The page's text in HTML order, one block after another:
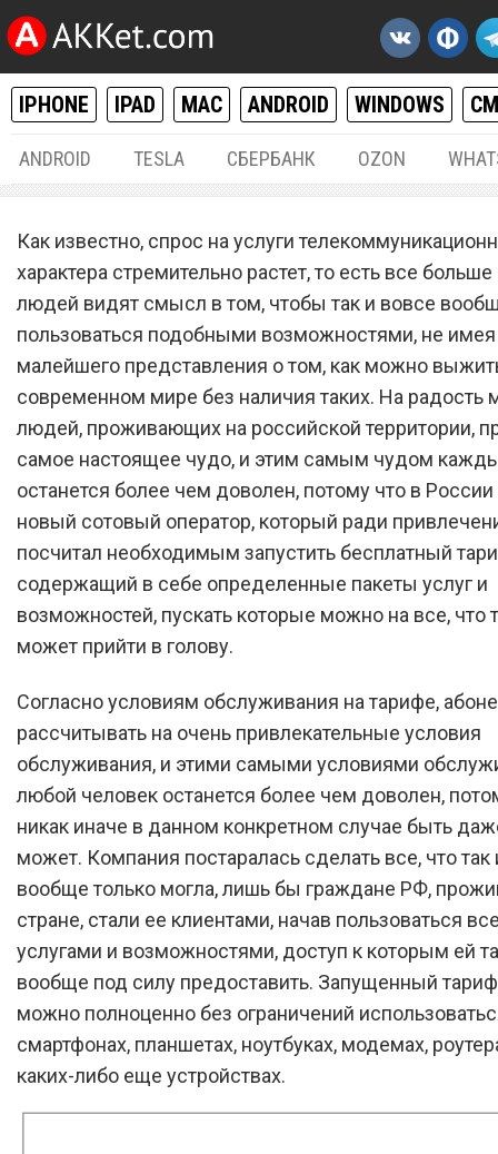
IPHONE IPAD MAC ANDROID WINDOWS
ANDROID TESLA СБЕРБАНК OZON
Новый оператор связи
бесплатный тариф с
связью и мобильным
интернетом
Как известно, спрос на услуги
характера стремительно растет, то есть все
людей видят смысл в том, чтобы так и вовсе
пользоваться подобными возможностями, не
малейшего представления о том, как можно
современном мире без наличия таких. На радость
людей, проживающих на российской территории,
самое настоящее чудо, и этим самым чудом
останется более чем доволен, потому что в
новый сотовый оператор, который ради
посчитал необходимым запустить бесплатный
содержащий в себе определенные пакеты услуг и
возможностей, пускать которые можно на все, что
может прийти в голову.
Согласно условиям обслуживания на тарифе,
рассчитывать на очень привлекательные условия
обслуживания, и этими самыми условиями
любой человек останется более чем доволен,
никак иначе в данном конкретном случае быть
может. Компания постаралась сделать все, что так
вообще только могла, лишь бы граждане РФ,
стране, стали ее клиентами, начав пользоваться
услугами и возможностями, доступ к которым ей
вообще под силу предоставить. Запущенный
можно полноценно без ограничений
смартфонах, планшетах, ноутбуках, модемах,
каких-либо еще устройствах.